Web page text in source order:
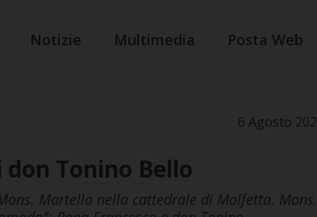
Notizie Multimedia Posta Web
6 Agosto
Tonino Bello
Martella nella cattedrale di Molfetta. Mons.